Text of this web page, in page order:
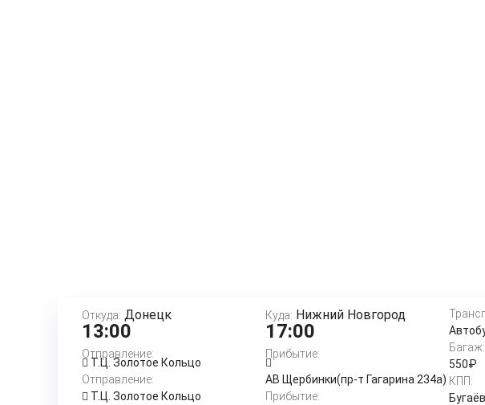
Откуда: Донецк
13:00
Отправление:
Т.Ц. Золотое Кольцо
Отправление:
Т.Ц. Золотое Кольцо
Куда: Нижний Новгород
17:00
Прибытие:
АВ Щербинки(пр-т Гагарина 234а)
Прибытие:
Багаж:
550₽
КПП: